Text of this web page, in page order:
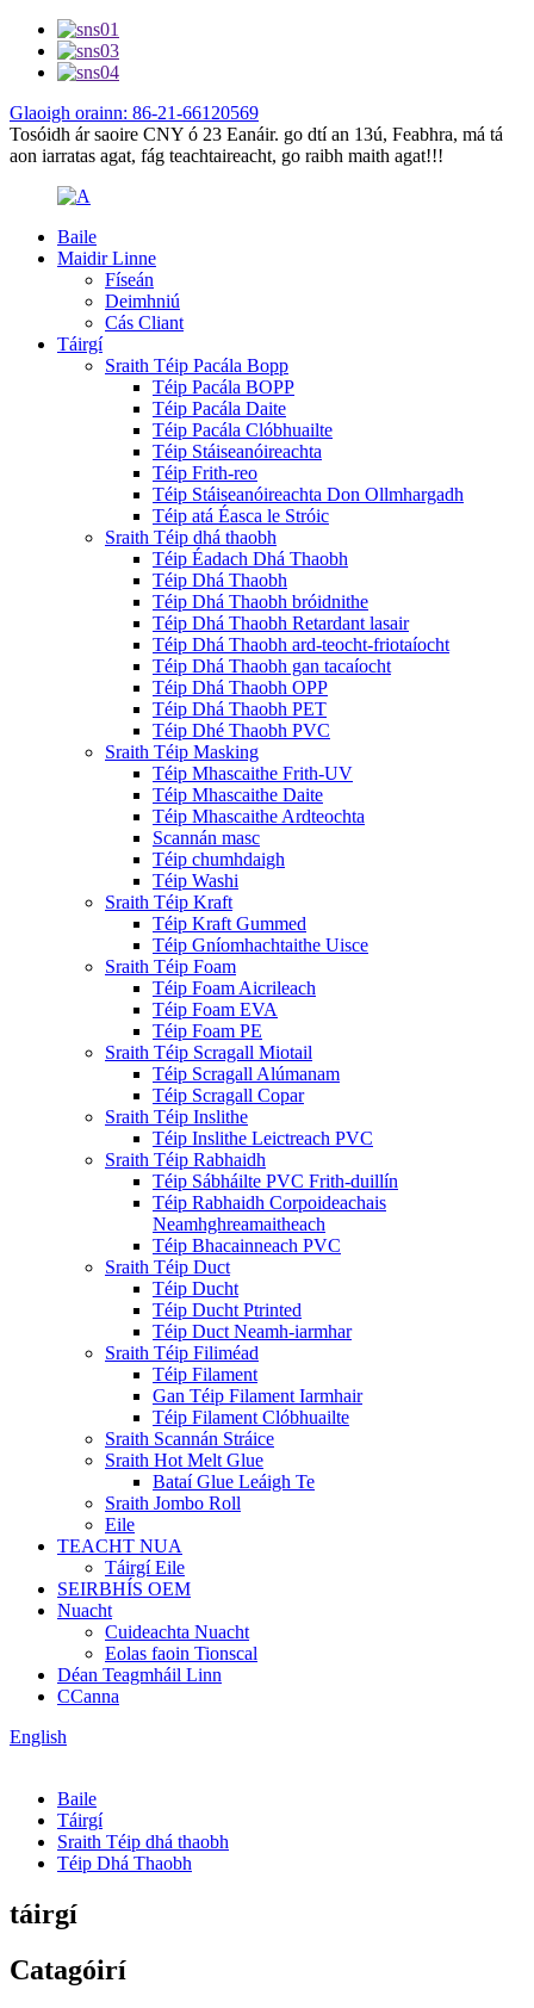
Glaoigh orainn: 86-21-66120569
Tosóidh ár saoire CNY ó 23 Eanáir. go dtí an 13ú, Feabhra, má tá
aon iarratas agat, fág teachtaireacht, go raibh maith agat!!!
Baile
Maidir Linne
Físeán
Deimhniú
Cás Cliant
Táirgí
Sraith Téip Pacála Bopp
Téip Pacála BOPP
Téip Pacála Daite
Téip Pacála Clóbhuailte
Téip Stáiseanóireachta
Téip Frith-reo
Téip Stáiseanóireachta Don Ollmhargadh
Téip atá Éasca le Stróic
Sraith Téip dhá thaobh
Téip Éadach Dhá Thaobh
Téip Dhá Thaobh
Téip Dhá Thaobh bróidnithe
Téip Dhá Thaobh Retardant lasair
Téip Dhá Thaobh ard-teocht-friotaíocht
Téip Dhá Thaobh gan tacaíocht
Téip Dhá Thaobh OPP
Téip Dhá Thaobh PET
Téip Dhé Thaobh PVC
Sraith Téip Masking
Téip Mhascaithe Frith-UV
Téip Mhascaithe Daite
Téip Mhascaithe Ardteochta
Scannán masc
Téip chumhdaigh
Téip Washi
Sraith Téip Kraft
Téip Kraft Gummed
Téip Gníomhachtaithe Uisce
Sraith Téip Foam
Téip Foam Aicrileach
Téip Foam EVA
Téip Foam PE
Sraith Téip Scragall Miotail
Téip Scragall Alúmanam
Téip Scragall Copar
Sraith Téip Inslithe
Téip Inslithe Leictreach PVC
Sraith Téip Rabhaidh
Téip Sábháilte PVC Frith-duillín
Téip Rabhaidh Corpoideachais
Neamhghreamaitheach
Téip Bhacainneach PVC
Sraith Téip Duct
Téip Ducht
Téip Ducht Ptrinted
Téip Duct Neamh-iarmhar
Sraith Téip Filiméad
Téip Filament
Gan Téip Filament Iarmhair
Téip Filament Clóbhuailte
Sraith Scannán Stráice
Sraith Hot Melt Glue
Bataí Glue Leáigh Te
Sraith Jombo Roll
Eile
TEACHT NUA
Táirgí Eile
SEIRBHÍS OEM
Nuacht
Cuideachta Nuacht
Eolas faoin Tionscal
Déan Teagmháil Linn
CCanna
English
Baile
Táirgí
Sraith Téip dhá thaobh
Téip Dhá Thaobh
táirgí
Catagóirí